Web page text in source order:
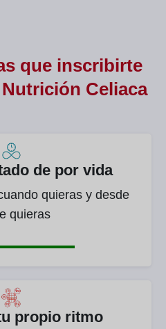
que inscribirte
Nutrición Celiaca
de por vida
quieras y desde
quieras
propio ritmo